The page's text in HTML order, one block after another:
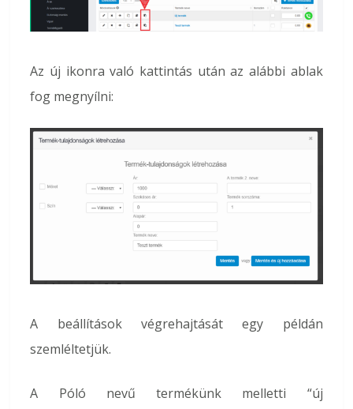
Az új ikonra való kattintás után az alábbi ablak
fog megnyílni:
A beállítások végrehajtását egy példán
szemléltetjük.
A Póló nevű termékünk melletti “új